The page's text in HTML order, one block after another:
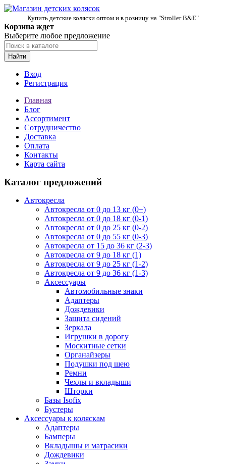
Купить детские коляски оптом и в розницу на "Stroller B&E"
Корзина ждет
Выберите любое предложение
Найти
Вход
Регистрация
Главная
Блог
Ассортимент
Сотрудничество
Доставка
Оплата
Контакты
Карта сайта
Каталог предложений
Автокресла
Автокресла от 0 до 13 кг (0+)
Автокресла от 0 до 18 кг (0-1)
Автокресла от 0 до 25 кг (0-2)
Автокресла от 0 до 55 кг (0-3)
Автокресла от 15 до 36 кг (2-3)
Автокресла от 9 до 18 кг (1)
Автокресла от 9 до 25 кг (1-2)
Автокресла от 9 до 36 кг (1-3)
Аксессуары
Автомобильные знаки
Адаптеры
Дождевики
Защита сидений
Зеркала
Игрушки в дорогу
Москитные сетки
Органайзеры
Подушки под шею
Ремни
Чехлы и вкладыши
Шторки
Базы Isofix
Бустеры
Аксессуары к коляскам
Адаптеры
Бамперы
Вкладышы и матрасики
Дождевики